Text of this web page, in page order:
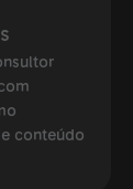
conteúdo